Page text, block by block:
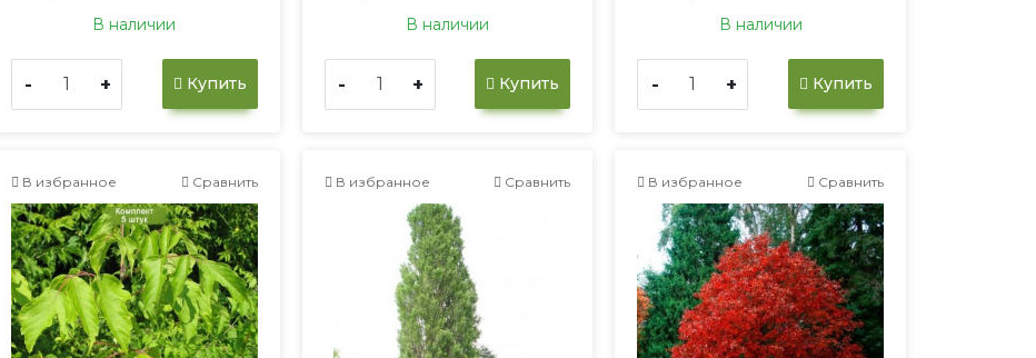
В наличии
- + Купить
В наличии
- + Купить
В наличии
- + Купить
В избранное Сравнить В избранное Сравнить В избранное Сравнить